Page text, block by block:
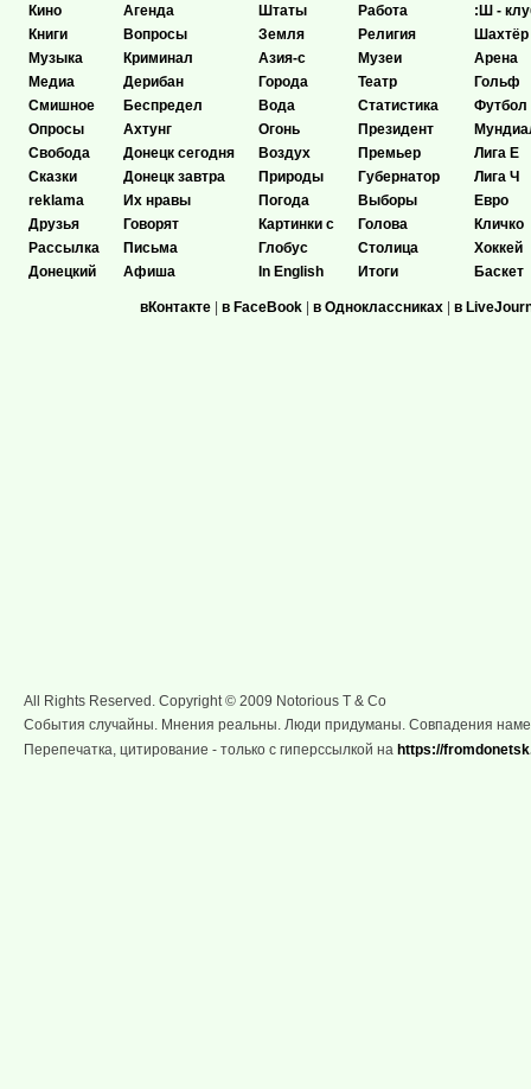
Кино
Книги
Музыка
Медиа
Смишное
Опросы
Свобода
Сказки
reklama
Друзья
Рассылка
Донецкий
Агенда
Вопросы
Криминал
Дерибан
Беспредел
Ахтунг
Донецк сегодня
Донецк завтра
Их нравы
Говорят
Письма
Афиша
Штаты
Земля
Азия-с
Города
Вода
Огонь
Воздух
Природы
Погода
Картинки с
Глобус
In English
Работа
Религия
Музеи
Театр
Статистика
Президент
Премьер
Губернатор
Выборы
Голова
Столица
Итоги
:Ш -
Шахтёр
Арена
Гольф
Футбол
Лига Е
Лига Ч
Евро
Кличко
Хоккей
Баскет
вКонтакте | в FaceBook | в Одноклассниках | в
All Rights Reserved. Copyright © 2009 Notorious T & Co
События случайны. Мнения реальны. Люди придуманы. Совпадения
Перепечатка, цитирование - только с гиперссылкой на https://